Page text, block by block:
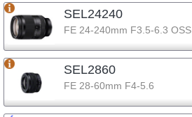
SEL24240
FE 24-240mm F3.5-6.3 OSS
SEL2860
FE 28-60mm F4-5.6